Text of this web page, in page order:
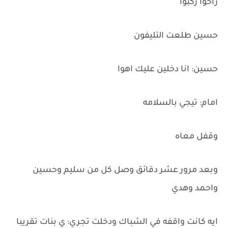
راحوا ركبوا
حسين طلعت التليفون
حسين: انا دخلين عليك اهوا
امام: تيجي بالسلامه
وقفل معاه
وبعد مرور عشر دقائق وصل كل من سليم وحسين
واحمد وهدي
ايه كانت واقفه في الشباك ودخلت تجري: ي بنات تقريبا